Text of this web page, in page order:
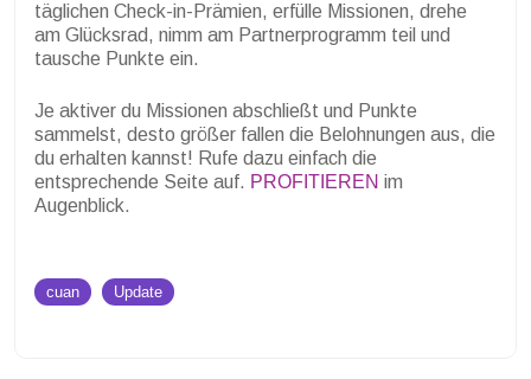
täglichen Check-in-Prämien, erfülle Missionen, drehe
am Glücksrad, nimm am Partnerprogramm teil und
tausche Punkte ein.
Je aktiver du Missionen abschließt und Punkte
sammelst, desto größer fallen die Belohnungen aus, die
du erhalten kannst! Rufe dazu einfach die
entsprechende Seite auf. PROFITIEREN im
Augenblick.
cuan Update